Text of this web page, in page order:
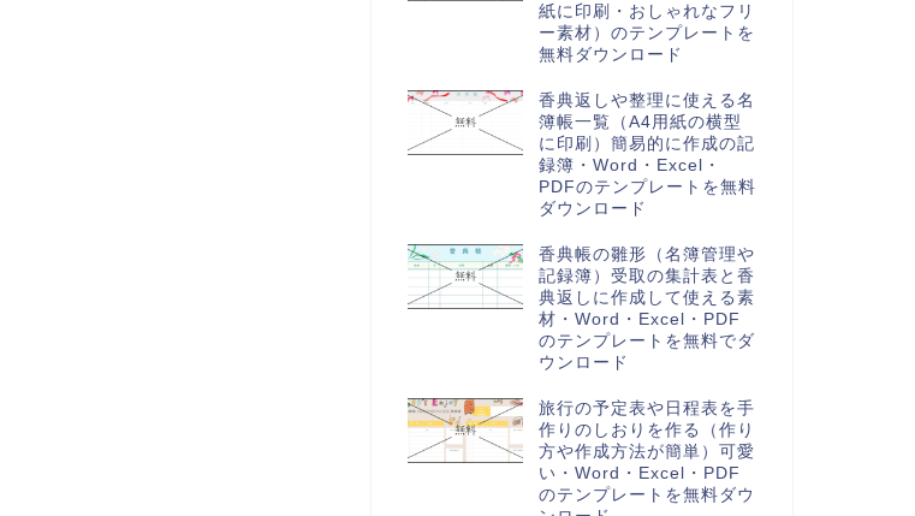
紙に印刷・おしゃれなフリ
ー素材）のテンプレートを
無料ダウンロード
香典返しや整理に使える名
簿帳一覧（A4用紙の横型
に印刷）簡易的に作成の記
録簿・Word・Excel・
PDFのテンプレートを無料
ダウンロード
香典帳の雛形（名簿管理や
記録簿）受取の集計表と香
典返しに作成して使える素
材・Word・Excel・PDF
のテンプレートを無料でダ
ウンロード
旅行の予定表や日程表を手
作りのしおりを作る（作り
方や作成方法が簡単）可愛
い・Word・Excel・PDF
のテンプレートを無料ダウ